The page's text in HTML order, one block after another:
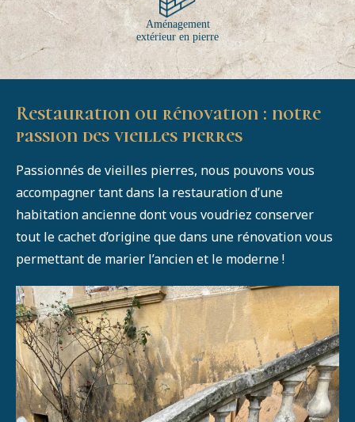
Aménagement
extérieur en pierre
Restauration ou rénovation : notre
passion des vieilles pierres
Passionnés de vieilles pierres, nous pouvons vous
accompagner tant dans la restauration d’une
habitation ancienne dont vous voudriez conserver
tout le cachet d’origine que dans une rénovation vous
permettant de marier l’ancien et le moderne !